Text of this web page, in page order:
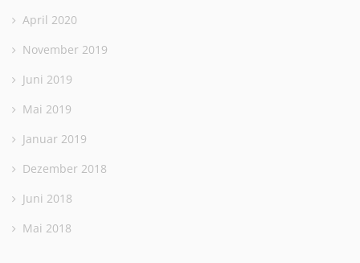
April 2020
November 2019
Juni 2019
Mai 2019
Januar 2019
Dezember 2018
Juni 2018
Mai 2018